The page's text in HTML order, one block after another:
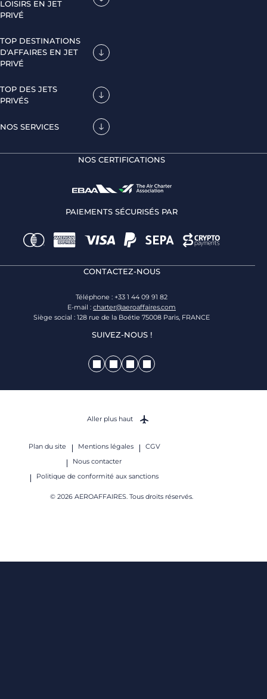
LOISIRS EN JET
PRIVÉ
TOP DESTINATIONS
D'AFFAIRES EN JET
PRIVÉ
TOP DES JETS
PRIVÉS
NOS SERVICES
NOS CERTIFICATIONS
PAIEMENTS SÉCURISÉS PAR
CONTACTEZ-NOUS
Téléphone : +33 1 44 09 91 82
E-mail : charter@aeroaffaires.com
Siège social : 128 rue de la Boétie 75008 Paris, FRANCE
SUIVEZ-NOUS !
Plan du site Mentions légales
CGV
Nous contacter
Politique de conformité aux sanctions
© 2026 AEROAFFAIRES. Tous droits réservés.
Aller plus haut